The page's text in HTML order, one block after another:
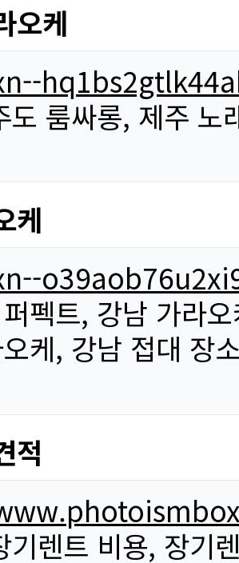
오케
도 룸싸롱, 제주 노
케
펙트, 강남 가라
케, 강남 접대 장
적
기렌트 비용, 장기